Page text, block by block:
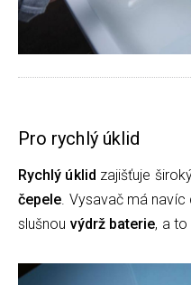
Pro rychlý úklid
Rychlý úklid zajišťuje
čepele. Vysavač má
slušnou výdrž baterie, a to